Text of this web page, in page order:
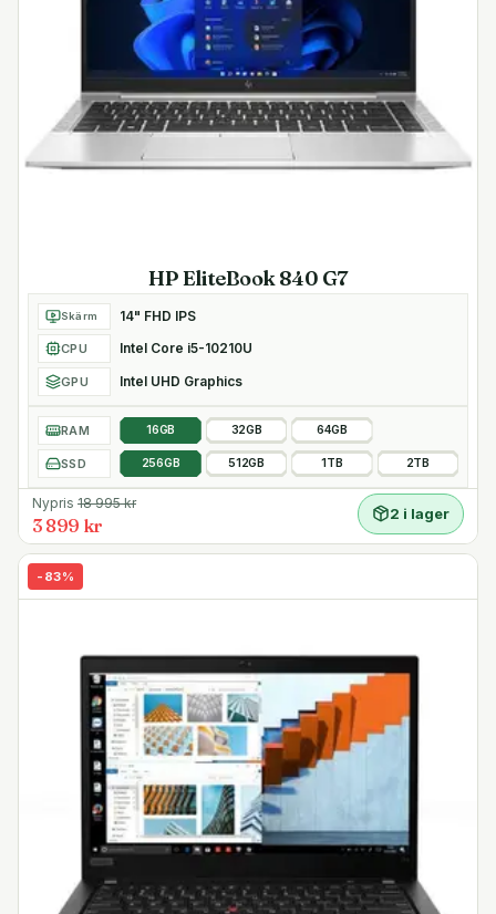
HP EliteBook 840 G7
Skärm 14" FHD IPS
CPU Intel Core i5-10210U
GPU Intel UHD Graphics
RAM 16GB 32GB 64GB
SSD 256GB 512GB 1TB 2TB
Nypris 18 995kr
3 899 kr
2 i lager
- 83%